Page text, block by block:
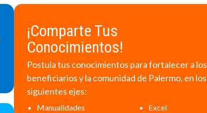
¡Comparte Tus
Conocimientos!
Postula tus conocimientos para fortalecer a los
beneficiarios y la comunidad de Palermo, en los
siguientes ejes:
Manualidades
Excel